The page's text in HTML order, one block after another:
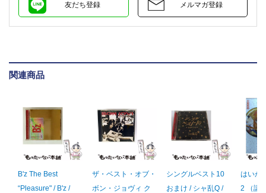
友だち登録 メルマガ登録
関連商品
B'z The Best
“Pleasure" / B'z /
ザ・ベスト・オブ・
ボン・ジョヴィ ク
シングルベスト10
おまけ / シャ乱Q /
はいか
2 （講